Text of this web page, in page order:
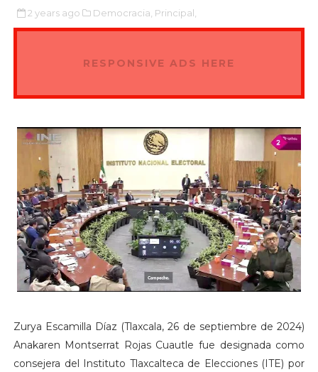
2 years ago Democracia, Principal,
RESPONSIVE ADS HERE
Zurya Escamilla Díaz (Tlaxcala, 26 de septiembre de 2024)
Anakaren Montserrat Rojas Cuautle fue designada como
consejera del Instituto Tlaxcalteca de Elecciones (ITE) por